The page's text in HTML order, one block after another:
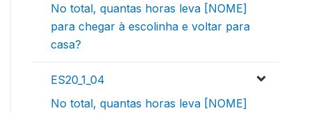
No total, quantas horas leva [NOME]
para chegar à escolinha e voltar para
casa?
ES20_1_04
No total, quantas horas leva [NOME]